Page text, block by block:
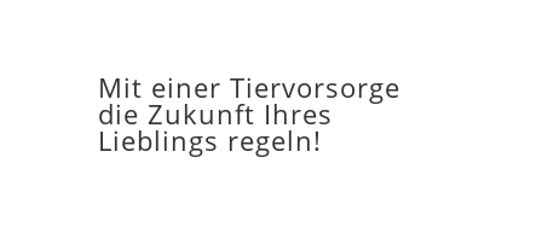
Mit einer Tiervorsorge
die Zukunft Ihres
Lieblings regeln!